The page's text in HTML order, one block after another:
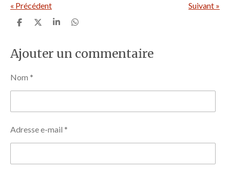
« Précédent Suivant »
P
t
a
e
r
P
t
a
P
t
a
P
t
a
Ajouter un commentaire
Nom *
Adresse e-mail *